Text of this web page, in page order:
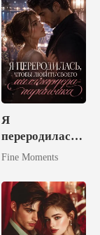
Я
переродилась,
чтобы любить
миллиардера-
параноика
Fine Moments